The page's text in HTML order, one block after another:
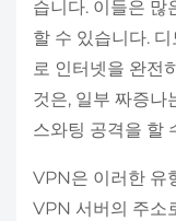
습니다. 이들은 많
할 수 있습니다.
로 인터넷을 완전
것은, 일부 짜증나
스와팅 공격을 할
VPN은 이러한 유
VPN 서버의 주소